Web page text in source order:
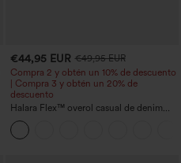
€44,95 EUR €49,95 EUR
Compra 2 y obtén un 10% de descuento
| Compra 3 y obtén un 20% de
descuento
Halara Flex™ overol casual de denim
lavado con escote en V y bolsillos